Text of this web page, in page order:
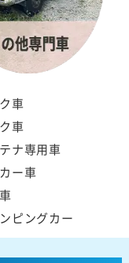
車
車
ナ専用車
ー車
ピングカー